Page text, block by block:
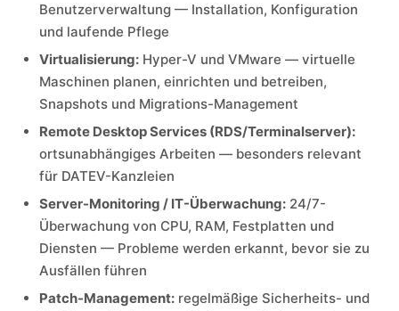
Benutzerverwaltung — Installation, Konfiguration
und laufende Pflege
Virtualisierung: Hyper-V und VMware — virtuelle
Maschinen planen, einrichten und betreiben,
Snapshots und Migrations-Management
Remote Desktop Services (RDS/Terminalserver):
ortsunabhängiges Arbeiten — besonders relevant
für DATEV-Kanzleien
Server-Monitoring / IT-Überwachung: 24/7-
Überwachung von CPU, RAM, Festplatten und
Diensten — Probleme werden erkannt, bevor sie zu
Ausfällen führen
Patch-Management: regelmäßige Sicherheits- und